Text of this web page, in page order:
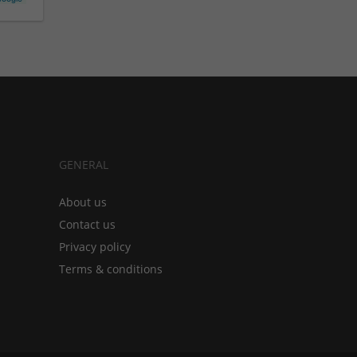
GENERAL
About us
Contact us
Privacy policy
Terms & conditions